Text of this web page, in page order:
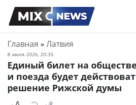
Главная » Латвия
8 июля 2026, 20:35
Единый билет на
и поезда будет
решение Рижской думы